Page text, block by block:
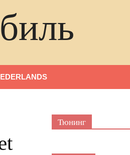
Тюнинг